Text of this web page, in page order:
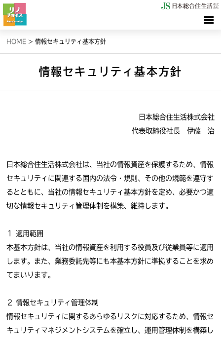
HOME
検索（リノサーチ）
HOME >情報セキュリティ基本方針
情報セキュリティ基本方針
日本総合住生活株式会社
代表取締役社長 伊藤 治
日本総合住生活株式会社は、当社の情報資産を保護するため、情報
セキュリティに関連する国内の法令・規則、その他の規範を遵守す
るとともに、当社の情報セキュリティ基本方針を定め、必要かつ適
切な情報セキュリティ管理体制を構築、維持します。
１ 適用範囲
本基本方針は、当社の情報資産を利用する役員及び従業員等に適用
します。また、業務委託先等にも本基本方針に準拠することを求め
てまいります。
２ 情報セキュリティ管理体制
情報セキュリティに関するあらゆるリスクに対応するため、情報セ
キュリティマネジメントシステムを確立し、運用管理体制を構築し